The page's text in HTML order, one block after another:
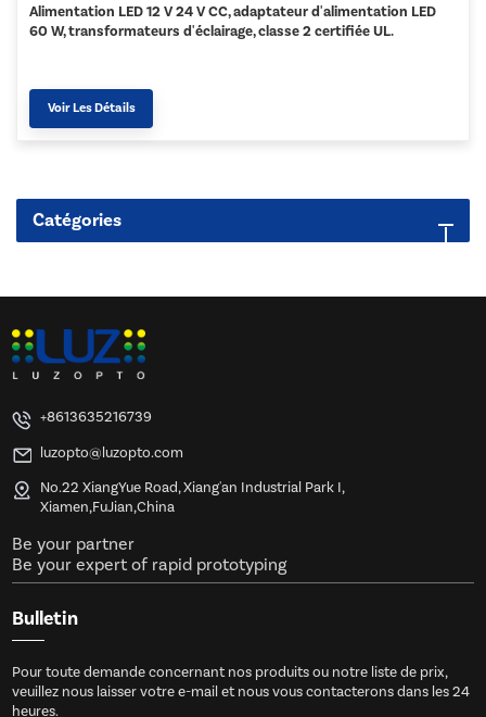
Alimentation LED 12 V 24 V CC, adaptateur d'alimentation LED
60 W, transformateurs d'éclairage, classe 2 certifiée UL.
Voir Les Détails
Catégories
+8613635216739
luzopto@luzopto.com
No.22 XiangYue Road, Xiang'an Industrial Park I,
Xiamen,FuJian,China
Be your partner
Be your expert of rapid prototyping
Bulletin
Pour toute demande concernant nos produits ou notre liste de prix,
veuillez nous laisser votre e-mail et nous vous contacterons dans les 24
heures.